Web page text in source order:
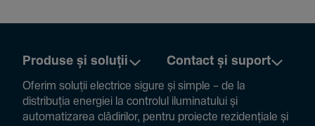
Produse și soluții Contact și suport
Oferim soluții electrice sigure și simple – de la
distribuția energiei la controlul ilumi­na­tului și
auto­ma­ti­zarea clădi­rilor, pentru proiecte rezi­den­țiale și